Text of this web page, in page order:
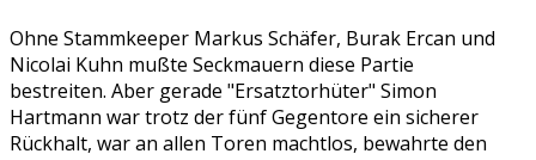
Ohne Stammkeeper Markus Schäfer, Burak Ercan und
Nicolai Kuhn mußte Seckmauern diese Partie
bestreiten. Aber gerade "Ersatztorhüter" Simon
Hartmann war trotz der fünf Gegentore ein sicherer
Rückhalt, war an allen Toren machtlos, bewahrte den